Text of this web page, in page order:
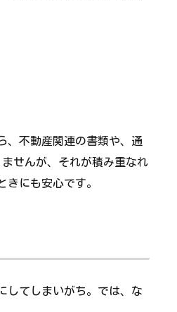
、不動産関連の書類や、通
せんが、それが積み重なれ
にも安心です。
してしまいがち。では、な